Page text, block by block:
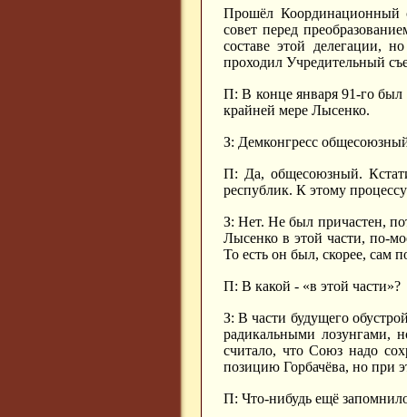
Прошёл Координационный
совет перед
составе этой делегации,
проходил Учредительный
П: В конце января 91-го был
крайней мере Лысенко.
З: Демконгресс
П: Да, общесоюзный.
республик. К этому
З: Нет. Не был причастен,
Лысенко в этой части, по-
То есть он был, скорее, сам
П: В какой - «в этой части»?
З: В части будущего
радикальными лозунгами,
считало, что Союз надо
позицию Горбачёва, но при
П: Что-нибудь ещё